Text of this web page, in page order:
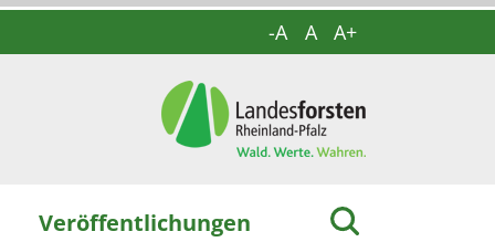
-A A A+
Veröffentlichungen